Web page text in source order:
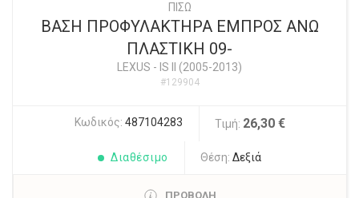
ΠΙΣΩ
ΒΑΣΗ ΠΡΟΦΥΛΑΚΤΗΡΑ ΕΜΠΡΟΣ ΑΝΩ
ΠΛΑΣΤΙΚΗ 09-
LEXUS - IS II (2005-2013)
#129904
Κωδικός: 487104283 Τιμή: 26,30 €
Διαθέσιμο Θέση: Δεξιά
ΠΡΟΒΟΛΗ